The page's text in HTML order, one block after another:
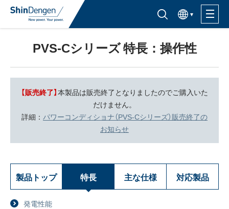
半導体製品検索はこちら
한국어
製品ラインナップ
活用分野
サポート・サービス
購入窓口
企業情報
サステナビリティ
PVS-Cシリーズ 特長：操作性
【販売終了】本製品は販売終了となりましたのでご購入いた
だけません。
詳細： パワーコンディショナ（PVS-Cシリーズ）販売終了の
お知らせ
製品トップ 特長 主な仕様 対応製品
発電性能